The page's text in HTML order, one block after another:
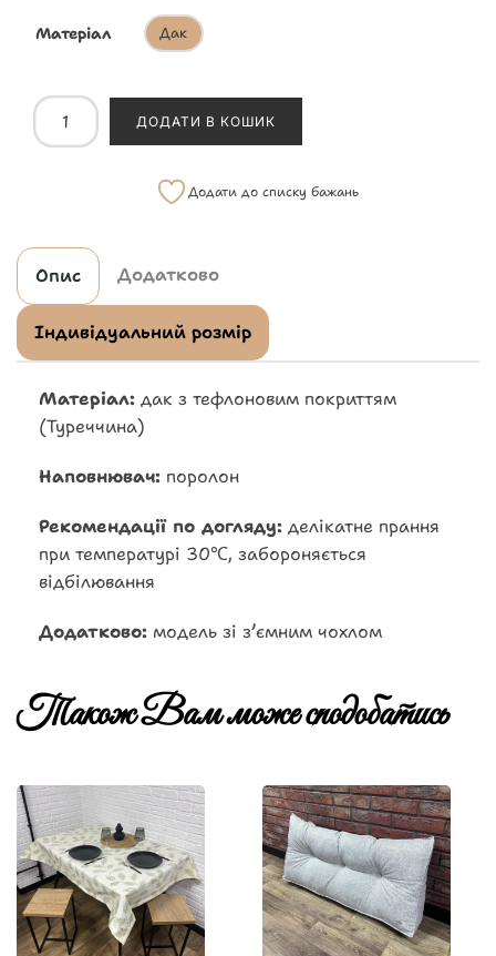
Матеріал Дак
ДОДАТИ В КОШИК
Додати до списку бажань
Опис Додатково
Індивідуальний розмір
Матеріал: дак з тефлоновим покриттям
(Туреччина)
Наповнювач: поролон
Рекомендації по догляду: делікатне прання
при температурі 30℃, забороняється
відбілювання
Додатково: модель зі зʼємним чохлом
Також Вам може сподобатись